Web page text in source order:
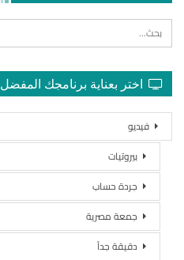
اختر بعناية برنامجك المفضل
فيديو
بيروتيات
جردة حساب
جمعة مصرية
دقيقة جداً